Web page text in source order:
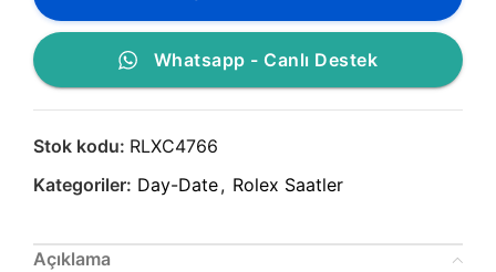
Whatsapp - Canlı Destek
Stok kodu: RLXC4766
Kategoriler: Day-Date, Rolex Saatler
Açıklama